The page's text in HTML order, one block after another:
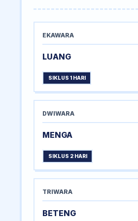
EKAWARA
LUANG
SIKLUS 1 HARI
DWIWARA
MENGA
SIKLUS 2 HARI
TRIWARA
BETENG